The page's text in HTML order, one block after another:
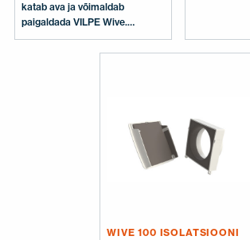
katab ava ja võimaldab
paigaldada VILPE Wive.
Mõõtmed: 200 × 200 mm.
Sisaldab: Paigaldusplaat.
puhutud
Samuti
WIVE 100 ISOLATSIOONI